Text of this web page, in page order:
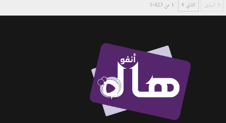
السابق التالي 1 من 1٬423